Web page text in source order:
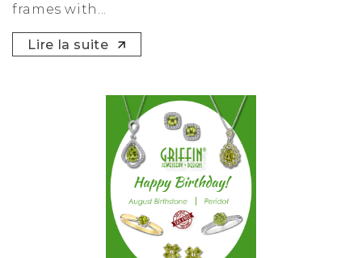
frames with...
Lire la suite